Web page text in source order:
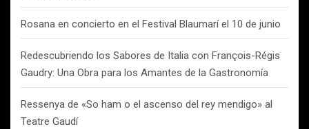
Rosana en concierto en el Festival Blaumarí el 10 de junio
Redescubriendo los Sabores de Italia con François-Régis
Gaudry: Una Obra para los Amantes de la Gastronomía
Ressenya de «So ham o el ascenso del rey mendigo» al
Teatre Gaudí